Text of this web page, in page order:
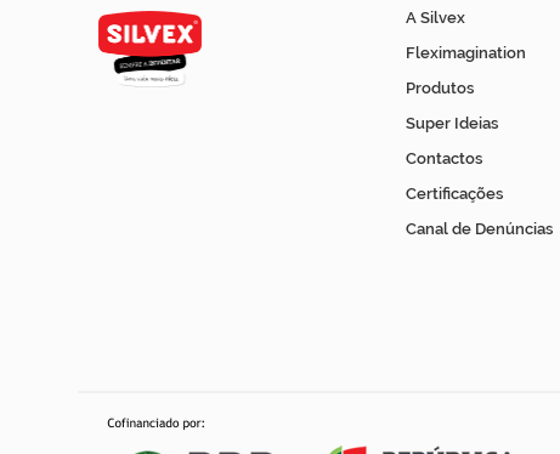
A Silvex
Fleximagination
Produtos
Super Ideias
Contactos
Certificações
Canal de Denúncias